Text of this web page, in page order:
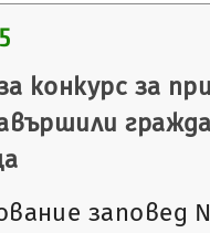
конкурс за
заповед